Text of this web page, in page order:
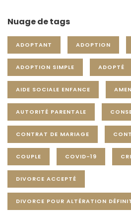
Nuage de tags
ADOPTANT ADOPTION
ADOPTION SIMPLE ADOPTÉ
AIDE SOCIALE ENFANCE
AUTORITÉ PARENTALE
CONTRAT DE MARIAGE
COUPLE COVID-19
DIVORCE ACCEPTÉ
DIVORCE POUR ALTÉRATION